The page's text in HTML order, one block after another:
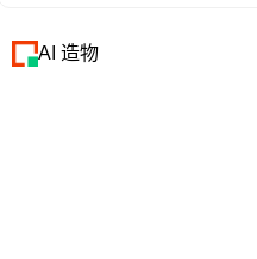
AI 造物